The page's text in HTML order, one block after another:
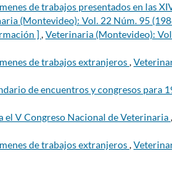
de trabajos presentados en las
(Montevideo): Vol. 22 Núm. 95
],Veterinaria (Montevideo):
de trabajos extranjeros,
de encuentros y congresos para
el V Congreso Nacional de Veterinaria,
de trabajos extranjeros,